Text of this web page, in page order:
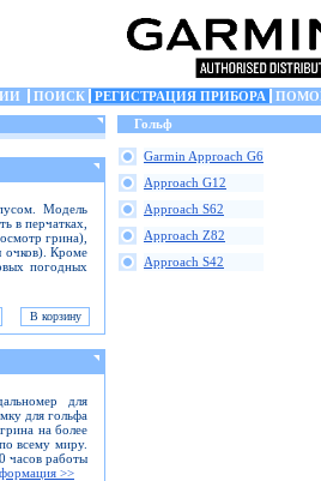
ПОИСК РЕГИСТРАЦИЯ ПРИБОРА
Модель
в перчатках,
грина),
очков). Кроме
погодных
для
для гольфа
на более
всему миру.
часов работы
>>
Гольф
Garmin Approach G6
Approach G12
Approach S62
Approach Z82
Approach S42